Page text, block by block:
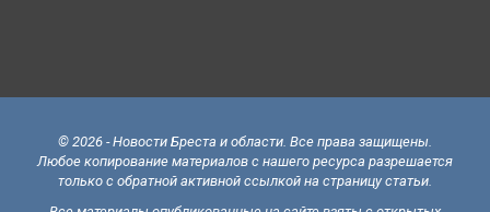
© 2026 - Новости Бреста и области. Все права защищены.
Любое копирование материалов с нашего ресурса разрешается
только с обратной активной ссылкой на страницу статьи.